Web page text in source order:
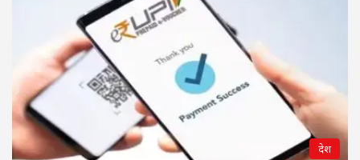
देश